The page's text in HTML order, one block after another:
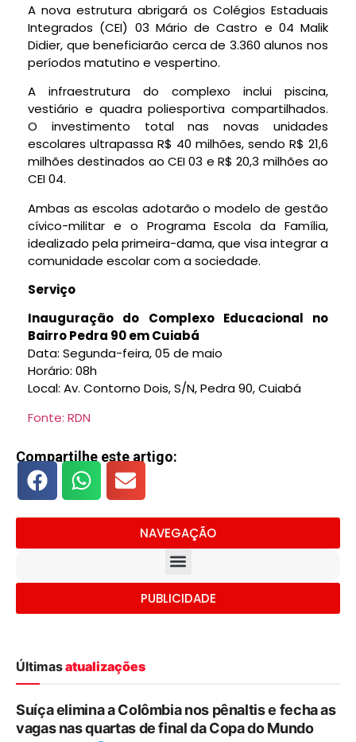
A nova estrutura abrigará os Colégios Estaduais
Integrados (CEI) 03 Mário de Castro e 04 Malik
Didier, que beneficiarão cerca de 3.360 alunos nos
períodos matutino e vespertino.
A infraestrutura do complexo inclui piscina,
vestiário e quadra poliesportiva compartilhados.
O investimento total nas novas unidades
escolares ultrapassa R$ 40 milhões, sendo R$ 21,6
milhões destinados ao CEI 03 e R$ 20,3 milhões ao
CEI 04.
Ambas as escolas adotarão o modelo de gestão
cívico-militar e o Programa Escola da Família,
idealizado pela primeira-dama, que visa integrar a
comunidade escolar com a sociedade.
Serviço
Inauguração do Complexo Educacional no
Bairro Pedra 90 em Cuiabá
Data: Segunda-feira, 05 de maio
Horário: 08h
Local: Av. Contorno Dois, S/N, Pedra 90, Cuiabá
Fonte: RDN
Compartilhe este artigo:
NAVEGAÇÃO
PUBLICIDADE
Últimasatualizações
Suíça elimina a Colômbia nos pênaltis e fecha as
vagas nas quartas de final da Copa do Mundo